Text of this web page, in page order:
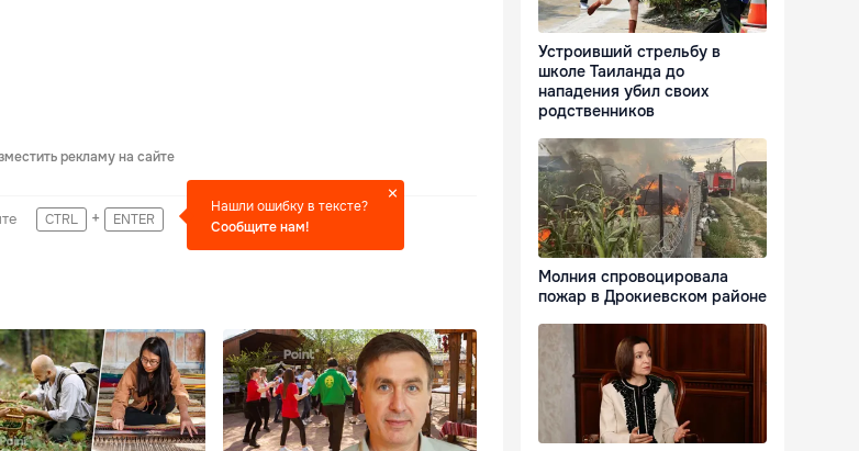
рекламу на сайте
CTRL + ENTER
Нашли ошибку в тексте?
Сообщите нам!
Устроивший стрельбу в
школе Таиланда до
нападения убил своих
родственников
Молния спровоцировала
пожар в Дрокиевском районе